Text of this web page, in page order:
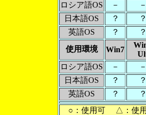
ロシア語OS
－ －
日本語OS
？ ？
英語OS
？ ？
使用環境
Win7
ロシア語OS
－ －
日本語OS
？ ？
英語OS
？ ？
○：使用可 △：使用